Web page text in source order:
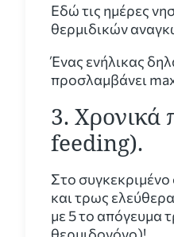
Εδώ τις ημέρες
θερμιδικών
Ένας ενήλικας
προσλαμβάνει
3.
feeding).
Στο
και τρως
με 5 το απόγευμα